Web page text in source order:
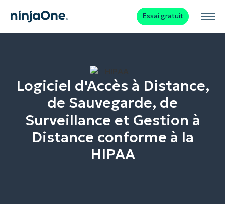
Essai gratuit
Logiciel d'Accès à Distance,
de Sauvegarde, de
Surveillance et Gestion à
Distance conforme à la
HIPAA